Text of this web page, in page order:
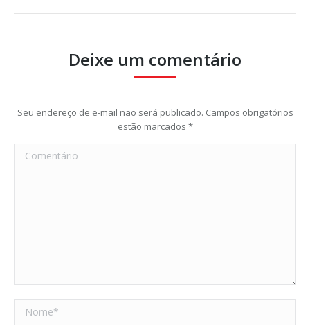
Deixe um comentário
Seu endereço de e-mail não será publicado. Campos obrigatórios
estão marcados *
Comentário
Nome *